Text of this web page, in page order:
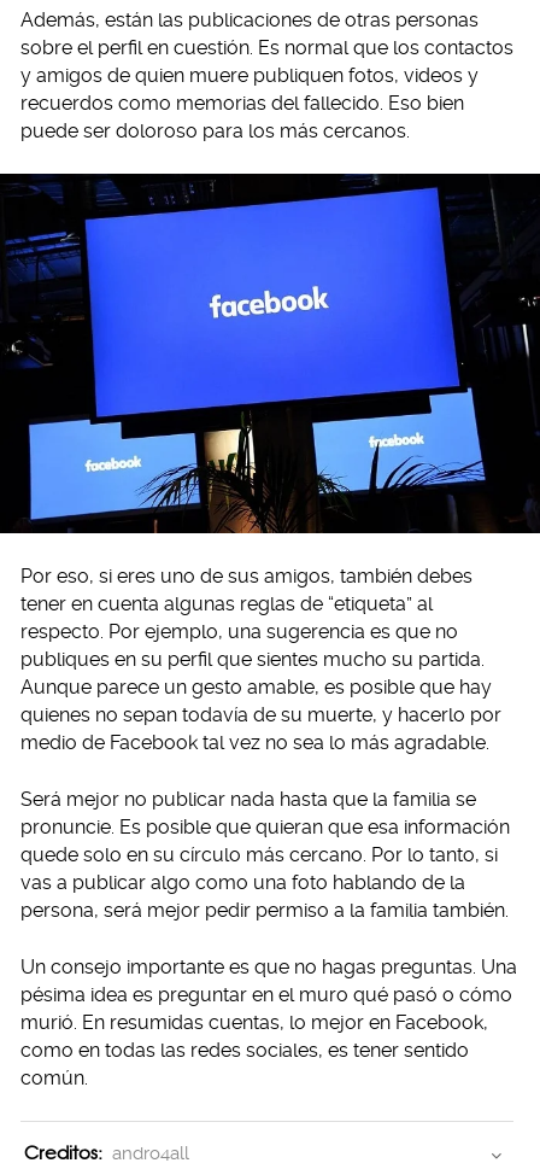
Además, están las publicaciones de otras personas
sobre el perfil en cuestión. Es normal que los contactos
y amigos de quien muere publiquen fotos, videos y
recuerdos como memorias del fallecido. Eso bien
puede ser doloroso para los más cercanos.
Por eso, si eres uno de sus amigos, también debes
tener en cuenta algunas reglas de “etiqueta” al
respecto. Por ejemplo, una sugerencia es que no
publiques en su perfil que sientes mucho su partida.
Aunque parece un gesto amable, es posible que hay
quienes no sepan todavía de su muerte, y hacerlo por
medio de Facebook tal vez no sea lo más agradable.
Será mejor no publicar nada hasta que la familia se
pronuncie. Es posible que quieran que esa información
quede solo en su círculo más cercano. Por lo tanto, si
vas a publicar algo como una foto hablando de la
persona, será mejor pedir permiso a la familia también.
Un consejo importante es que no hagas preguntas. Una
pésima idea es preguntar en el muro qué pasó o cómo
murió. En resumidas cuentas, lo mejor en Facebook,
como en todas las redes sociales, es tener sentido
común.
Creditos: andro4all